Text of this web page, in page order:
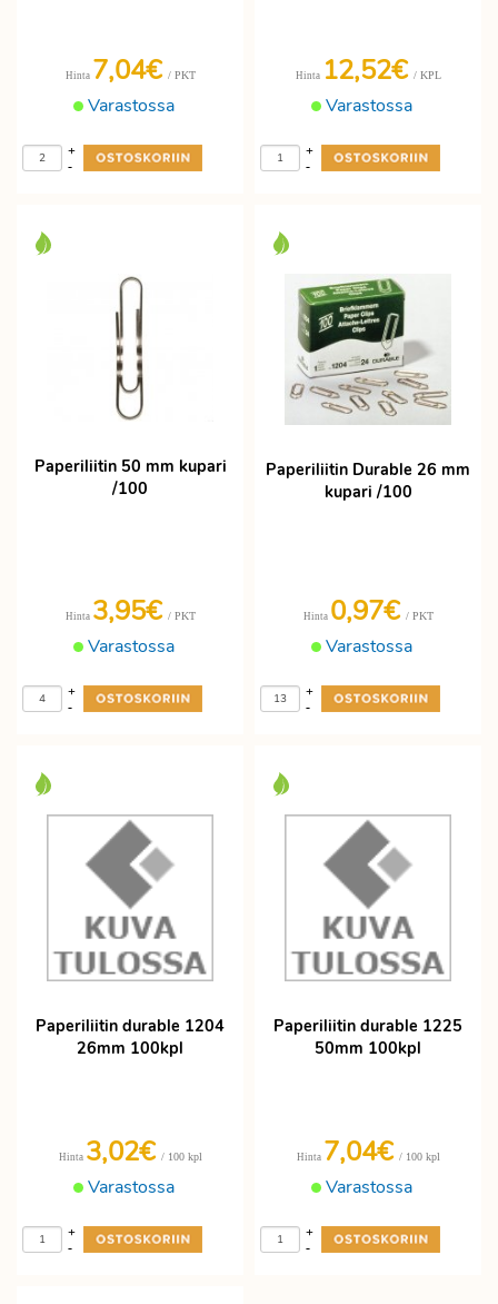
Varastossa
Hinta 7,04€ / PKT
-
+
Varastossa
Hinta 12,52€ / KPL
-
+
Paperiliitin 50 mm kupari
/100
Varastossa
Hinta 3,95€ / PKT
-
+
Paperiliitin Durable 26 mm
kupari /100
Varastossa
Hinta 0,97€ / PKT
-
+
Paperiliitin durable 1204
26mm 100kpl
Varastossa
Hinta 3,02€ / 100 kpl
-
+
Paperiliitin durable 1225
50mm 100kpl
Varastossa
Hinta 7,04€ / 100 kpl
-
+